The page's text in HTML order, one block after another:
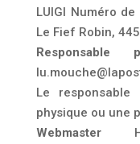
LUIGI Numéro
Le Fief Robin,
Responsable
Le responsable
physique ou une
Webmaster